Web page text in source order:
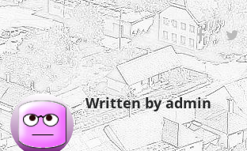
Written by admin